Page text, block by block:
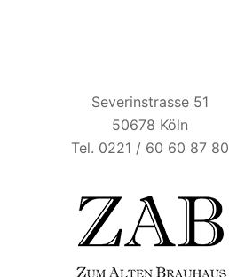
Severinstrasse 51
50678 Köln
Tel. 0221 / 60 60 87 80